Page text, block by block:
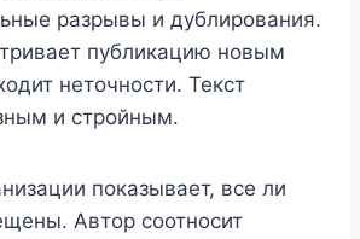
разрывы и дублирования.
публикацию новым
неточности. Текст
и стройным.
показывает, все ли
Автор соотносит